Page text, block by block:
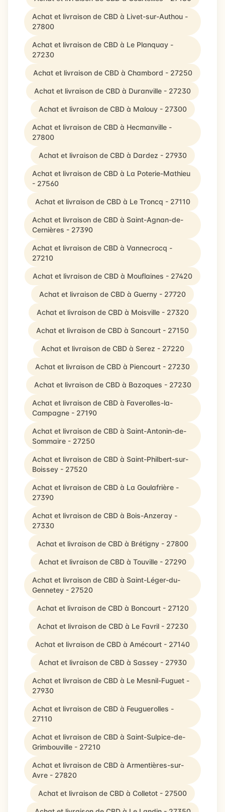
Achat et livraison de CBD à Livet-sur-Authou -
27800
Achat et livraison de CBD à Le Planquay -
27230
Achat et livraison de CBD à Chambord - 27250
Achat et livraison de CBD à Duranville - 27230
Achat et livraison de CBD à Malouy - 27300
Achat et livraison de CBD à Hecmanville -
27800
Achat et livraison de CBD à Dardez - 27930
Achat et livraison de CBD à La Poterie-Mathieu
- 27560
Achat et livraison de CBD à Le Troncq - 27110
Achat et livraison de CBD à Saint-Agnan-de-
Cernières - 27390
Achat et livraison de CBD à Vannecrocq -
27210
Achat et livraison de CBD à Mouflaines - 27420
Achat et livraison de CBD à Guerny - 27720
Achat et livraison de CBD à Moisville - 27320
Achat et livraison de CBD à Sancourt - 27150
Achat et livraison de CBD à Serez - 27220
Achat et livraison de CBD à Piencourt - 27230
Achat et livraison de CBD à Bazoques - 27230
Achat et livraison de CBD à Faverolles-la-
Campagne - 27190
Achat et livraison de CBD à Saint-Antonin-de-
Sommaire - 27250
Achat et livraison de CBD à Saint-Philbert-sur-
Boissey - 27520
Achat et livraison de CBD à La Goulafrière -
27390
Achat et livraison de CBD à Bois-Anzeray -
27330
Achat et livraison de CBD à Brétigny - 27800
Achat et livraison de CBD à Touville - 27290
Achat et livraison de CBD à Saint-Léger-du-
Gennetey - 27520
Achat et livraison de CBD à Boncourt - 27120
Achat et livraison de CBD à Le Favril - 27230
Achat et livraison de CBD à Amécourt - 27140
Achat et livraison de CBD à Sassey - 27930
Achat et livraison de CBD à Le Mesnil-Fuguet -
27930
Achat et livraison de CBD à Feuguerolles -
27110
Achat et livraison de CBD à Saint-Sulpice-de-
Grimbouville - 27210
Achat et livraison de CBD à Armentières-sur-
Avre - 27820
Achat et livraison de CBD à Colletot - 27500